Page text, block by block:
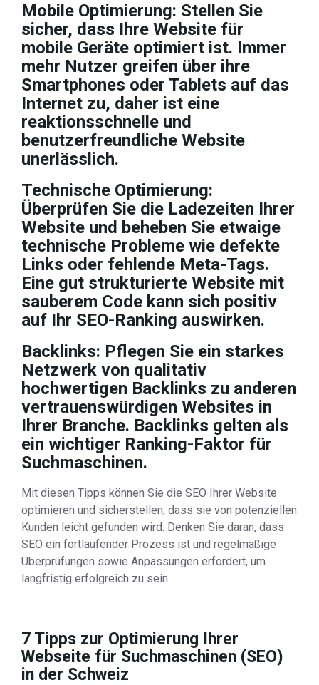
Mobile Optimierung: Stellen Sie
sicher, dass Ihre Website für
mobile Geräte optimiert ist. Immer
mehr Nutzer greifen über ihre
Smartphones oder Tablets auf das
Internet zu, daher ist eine
reaktionsschnelle und
benutzerfreundliche Website
unerlässlich.
Technische Optimierung:
Überprüfen Sie die Ladezeiten Ihrer
Website und beheben Sie etwaige
technische Probleme wie defekte
Links oder fehlende Meta-Tags.
Eine gut strukturierte Website mit
sauberem Code kann sich positiv
auf Ihr SEO-Ranking auswirken.
Backlinks: Pflegen Sie ein starkes
Netzwerk von qualitativ
hochwertigen Backlinks zu anderen
vertrauenswürdigen Websites in
Ihrer Branche. Backlinks gelten als
ein wichtiger Ranking-Faktor für
Suchmaschinen.
Mit diesen Tipps können Sie die SEO Ihrer Website
optimieren und sicherstellen, dass sie von potenziellen
Kunden leicht gefunden wird. Denken Sie daran, dass
SEO ein fortlaufender Prozess ist und regelmäßige
Überprüfungen sowie Anpassungen erfordert, um
langfristig erfolgreich zu sein.
7 Tipps zur Optimierung Ihrer
Webseite für Suchmaschinen (SEO)
in der Schweiz